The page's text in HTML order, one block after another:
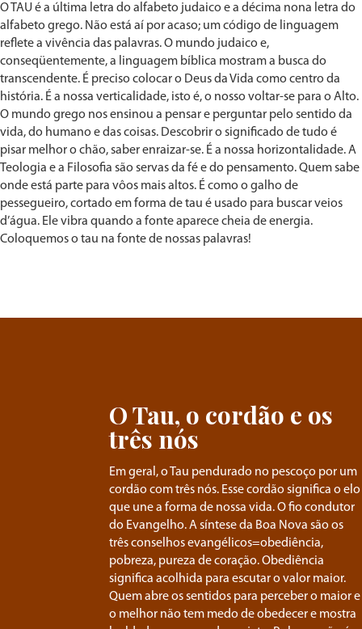
O TAU é a última letra do alfabeto judaico e a décima nona letra do
alfabeto grego. Não está aí por acaso; um código de linguagem
reflete a vivência das palavras. O mundo judaico e,
conseqüentemente, a linguagem bíblica mostram a busca do
transcendente. É preciso colocar o Deus da Vida como centro da
história. É a nossa verticalidade, isto é, o nosso voltar-se para o Alto.
O mundo grego nos ensinou a pensar e perguntar pelo sentido da
vida, do humano e das coisas. Descobrir o significado de tudo é
pisar melhor o chão, saber enraizar-se. É a nossa horizontalidade. A
Teologia e a Filosofia são servas da fé e do pensamento. Quem sabe
onde está parte para vôos mais altos. É como o galho de
pessegueiro, cortado em forma de tau é usado para buscar veios
d’água. Ele vibra quando a fonte aparece cheia de energia.
Coloquemos o tau na fonte de nossas palavras!
O Tau, o cordão e os
três nós
Em geral, o Tau pendurado no pescoço por um
cordão com três nós. Esse cordão significa o elo
que une a forma de nossa vida. O fio condutor
do Evangelho. A síntese da Boa Nova são os
três conselhos evangélicos=obediência,
pobreza, pureza de coração. Obediência
significa acolhida para escutar o valor maior.
Quem abre os sentidos para perceber o maior e
o melhor não tem medo de obedecer e mostra